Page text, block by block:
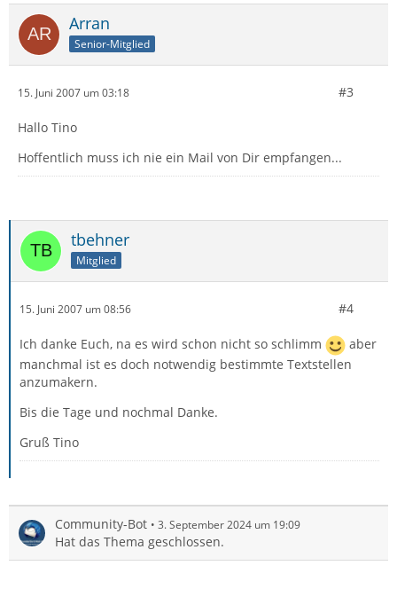
Arran
Senior-Mitglied
15. Juni 2007 um 03:18 #3
Hallo Tino
Hoffentlich muss ich nie ein Mail von Dir empfangen...
tbehner
Mitglied
15. Juni 2007 um 08:56 #4
Ich danke Euch, na es wird schon nicht so schlimm
aber
manchmal ist es doch notwendig bestimmte Textstellen
anzumakern.
Bis die Tage und nochmal Danke.
Gruß Tino
Community-Bot 3. September 2024 um 19:09
Hat das Thema geschlossen.